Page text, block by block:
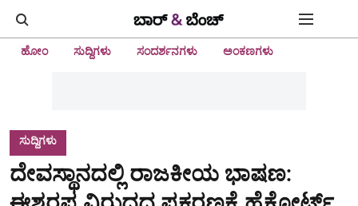
ಹೋಂ ಸುದ್ದಿಗಳು ಸಂದರ್ಶನಗಳು ಅಂಕಣಗಳು
ಸುದ್ದಿಗಳು
ದೇವಸ್ಥಾನದಲ್ಲಿ ರಾಜಕೀಯ ಭಾಷಣ: